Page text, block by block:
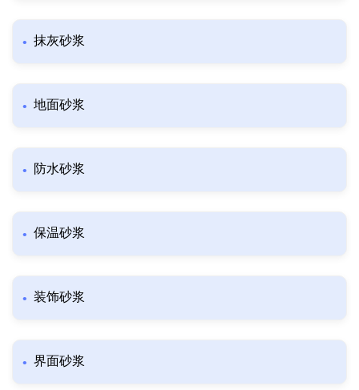
抹灰砂浆
地面砂浆
防水砂浆
保温砂浆
装饰砂浆
界面砂浆